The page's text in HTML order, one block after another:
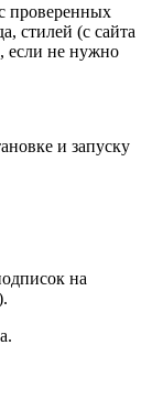
проверенных
стилей (с сайта
если не нужно
и запуску
на